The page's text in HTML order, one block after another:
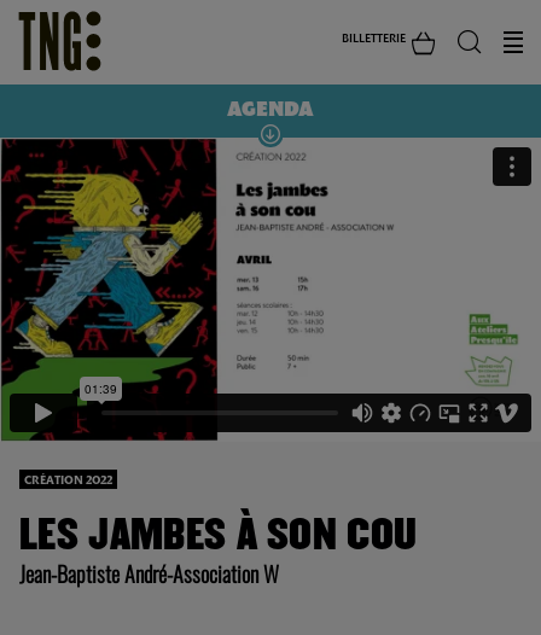
BILLETTERIE
AGENDA
CRÉATION 2022
LES JAMBES À SON COU
Jean-Baptiste André-Association W